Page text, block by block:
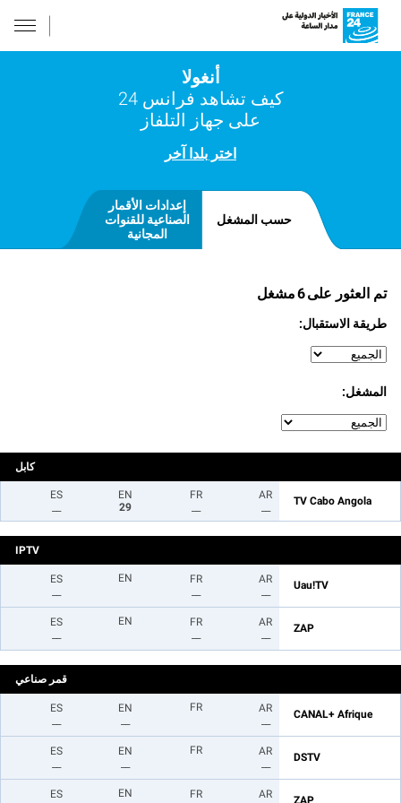
أنغولا
كيف تشاهد فرانس 24
على جهاز التلفاز
اختر بلدا آخر
حسب المشغل
إعدادات الأقمار
الصناعية للقنوات
المجانية
مشغل6تم العثور على
طريقة الاستقبال:
المشغل:
كابل
TV Cabo Angola
AR
FR
EN
29
ES
IPTV
Uau!TV
AR
FR
EN
ES
ZAP
AR
FR
EN
ES
قمر صناعي
CANAL+ Afrique
AR
FR
EN
ES
DSTV
AR
FR
EN
ES
ZAP
AR
FR
EN
ES